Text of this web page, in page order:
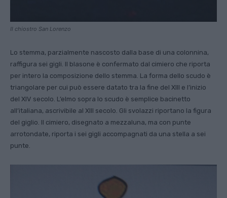
Il chiostro San Lorenzo
Lo stemma, parzialmente nascosto dalla base di una colonnina,
raffigura sei gigli. Il blasone è confermato dal cimiero che riporta
per intero la composizione dello stemma. La forma dello scudo è
triangolare per cui può essere datato tra la fine del XIII e l’inizio
del XIV secolo. L’elmo sopra lo scudo è semplice bacinetto
all’italiana, ascrivibile al XIII secolo. Gli svolazzi riportano la figura
del giglio. Il cimiero, disegnato a mezzaluna, ma con punte
arrotondate, riporta i sei gigli accompagnati da una stella a sei
punte.